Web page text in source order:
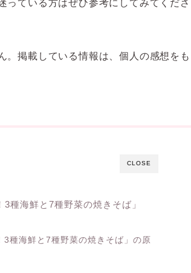
っている方はぜひ参考にしてみてくださ
掲載している情報は、個人の感想をも
CLOSE
種海鮮と7種野菜の焼きそば」
種海鮮と7種野菜の焼きそば」の原